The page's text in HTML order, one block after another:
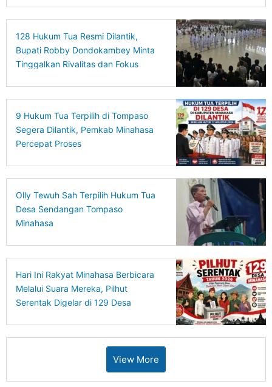
128 Hukum Tua Resmi Dilantik,
Bupati Robby Dondokambey Minta
Tinggalkan Rivalitas dan Fokus
9 Hukum Tua Terpilih di Tompaso
Segera Dilantik, Pemkab Minahasa
Percepat Proses
Olly Tewuh Sah Terpilih Hukum Tua
Desa Sendangan Tompaso
Minahasa
Hari Ini Rakyat Minahasa Berbicara
Melalui Suara Mereka, Pilhut
Serentak Digelar di 129 Desa
View More